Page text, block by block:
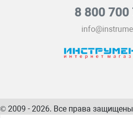
8 800 700
© 2009 - 2026. Все права